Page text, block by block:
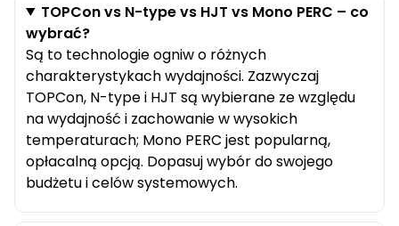
TOPCon vs N-type vs HJT vs Mono PERC – co
wybrać?
Są to technologie ogniw o różnych
charakterystykach wydajności. Zazwyczaj
TOPCon, N-type i HJT są wybierane ze względu
na wydajność i zachowanie w wysokich
temperaturach; Mono PERC jest popularną,
opłacalną opcją. Dopasuj wybór do swojego
budżetu i celów systemowych.